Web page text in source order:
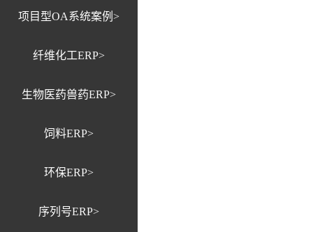
项目型OA系统案例>
纤维化工ERP>
生物医药兽药ERP>
饲料ERP>
环保ERP>
序列号ERP>